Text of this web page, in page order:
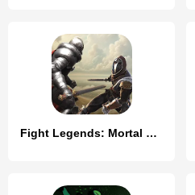
Fight Legends: Mortal Fighting